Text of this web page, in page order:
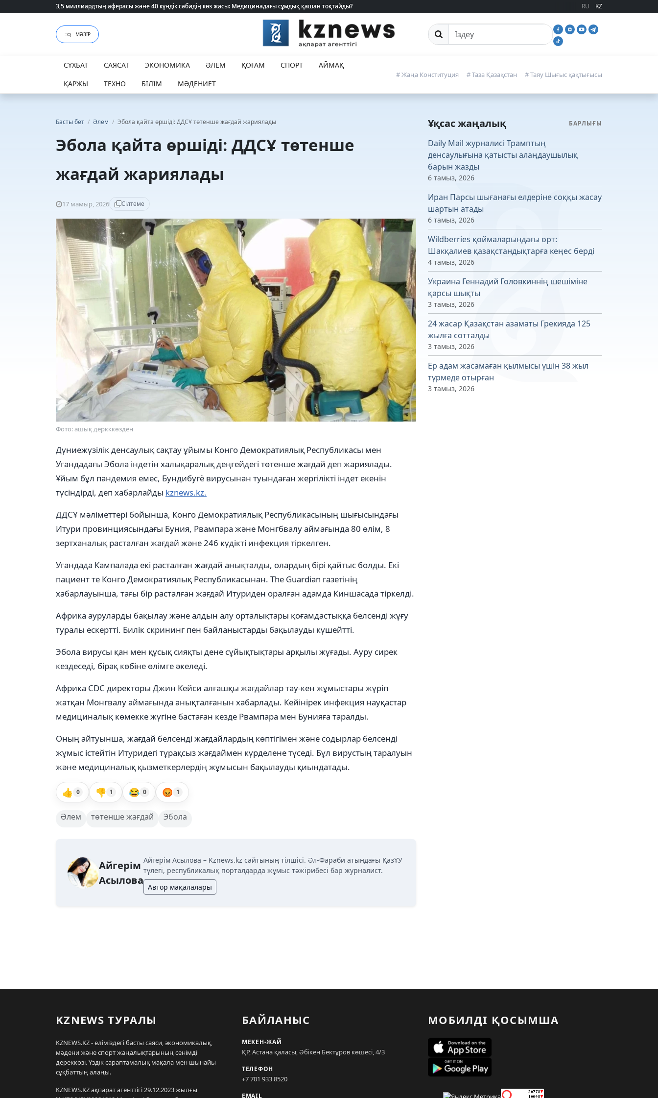
3,5 миллиардтың аферасы және 40 күндік сәбидің көз жасы: Медицинадағы сұмдық қашан тоқтайды?
3,5 миллиардтың аферасы және 40 күндік сәбидің көз жасы: Медицинадағы сұмдық қашан тоқтайды? RU KZ
МӘЗІР Сайттан іздеу
СҰХБАТ САЯСАТ ЭКОНОМИКА ӘЛЕМ ҚОҒАМ СПОРТ
АЙМАҚ
ҚАРЖЫ
ТЕХНО БІЛІМ МӘДЕНИЕТ
# Жаңа Конституция # Таза Қазақстан # Таяу Шығыс қақтығысы
Басты бет / Әлем / Эбола қайта өршіді: ДДСҰ төтенше жағдай жариялады
Эбола қайта өршіді: ДДСҰ төтенше
жағдай жариялады
17 мамыр, 2026 Сілтеме
Фото: ашық деркккөзден
Дүниежүзілік денсаулық сақтау ұйымы Конго Демократиялық Республикасы мен
Угандадағы Эбола індетін халықаралық деңгейдегі төтенше жағдай деп жариялады.
Ұйым бұл пандемия емес, Бундибугё вирусынан туындаған жергілікті індет екенін
түсіндірді, деп хабарлайды kznews.kz.
ДДСҰ мәліметтері бойынша, Конго Демократиялық Республикасының шығысындағы
Итури провинциясындағы Буния, Рвампара және Монгбвалу аймағында 80 өлім, 8
зертханалық расталған жағдай және 246 күдікті инфекция тіркелген.
Угандада Кампалада екі расталған жағдай анықталды, олардың бірі қайтыс болды. Екі
пациент те Конго Демократиялық Республикасынан. The Guardian газетінің
хабарлауынша, тағы бір расталған жағдай Итуриден оралған адамда Киншасада тіркелді.
Африка ауруларды бақылау және алдын алу орталықтары қоғамдастыққа белсенді жұғу
туралы ескертті. Билік скрининг пен байланыстарды бақылауды күшейтті.
Эбола вирусы қан мен құсық сияқты дене сұйықтықтары арқылы жұғады. Ауру сирек
кездеседі, бірақ көбіне өлімге әкеледі.
Африка CDC директоры Джин Кейси алғашқы жағдайлар тау-кен жұмыстары жүріп
жатқан Монгвалу аймағында анықталғанын хабарлады. Кейінірек инфекция науқастар
медициналық көмекке жүгіне бастаған кезде Рвампара мен Бунияға таралды.
Оның айтуынша, жағдай белсенді жағдайлардың көптігімен және содырлар белсенді
жұмыс істейтін Итуридегі тұрақсыз жағдаймен күрделене түседі. Бұл вирустың таралуын
және медициналық қызметкерлердің жұмысын бақылауды қиындатады.
👍 0 👎 1 😂 0 😡 1
Әлем төтенше жағдай Эбола
Айгерім
Асылова
Айгерім Асылова – Kznews.kz сайтының тілшісі. Әл-Фараби атындағы ҚазҰУ
түлегі, республикалық порталдарда жұмыс тәжірибесі бар журналист.
Автор мақалалары
Ұқсас жаңалық БАРЛЫҒЫ
Daily Mail журналисі Трамптың
денсаулығына қатысты алаңдаушылық
барын жазды
6 тамыз, 2026
Иран Парсы шығанағы елдеріне соққы жасау
шартын атады
6 тамыз, 2026
Wildberries қоймаларындағы өрт:
Шакқалиев қазақстандықтарға кеңес берді
4 тамыз, 2026
Украина Геннадий Головкиннің шешіміне
қарсы шықты
3 тамыз, 2026
24 жасар Қазақстан азаматы Грекияда 125
жылға сотталды
3 тамыз, 2026
Ер адам жасамаған қылмысы үшін 38 жыл
түрмеде отырған
3 тамыз, 2026
KZNEWS ТУРАЛЫ
KZNEWS.KZ - еліміздегі басты саяси, экономикалық,
мәдени және спорт жаңалықтарының сенімді
дереккөзі. Үздік сараптамалық мақала мен шынайы
сұқбаттың алаңы.
KZNEWS.KZ ақпарат агенттігі 29.12.2023 жылғы
БАЙЛАНЫС
МЕКЕН-ЖАЙ
ҚР, Астана қаласы, Әбікен Бектұров көшесі, 4/3
ТЕЛЕФОН
+7 701 933 8520
EMAIL
МОБИЛДІ ҚОСЫМША